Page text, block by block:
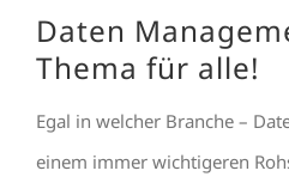
Daten
Thema für alle!
Egal in welcher Branche –
einem immer wichtigeren